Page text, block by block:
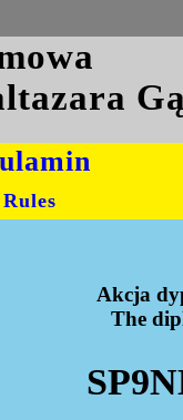
Rules
Akcja
The